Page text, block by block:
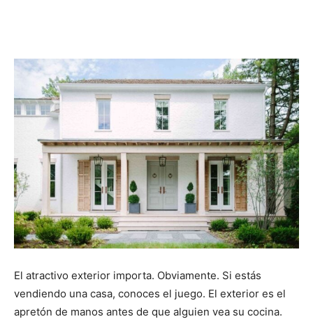
El atractivo exterior importa. Obviamente. Si estás
vendiendo una casa, conoces el juego. El exterior es el
apretón de manos antes de que alguien vea su cocina.